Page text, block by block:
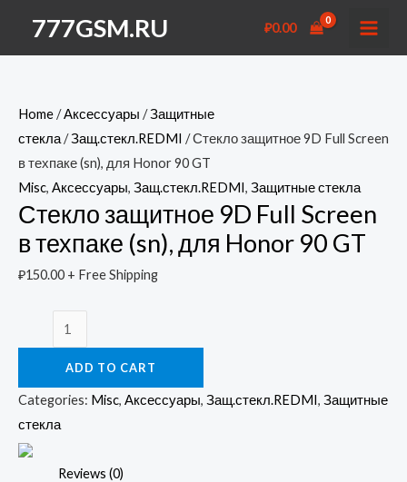
содержимому
777GSM.RU ₽0.00
Home/Аксессуары /Защитные
стекла/Защ.стекл.REDMI / Стекло защитное 9D Full Screen
в техпаке (sn), для Honor 90 GT
Misc, Аксессуары, Защ.стекл.REDMI, Защитные стекла
Стекло защитное 9D Full Screen
в техпаке (sn), для Honor 90 GT
₽150.00 + Free Shipping
защитное
Full
Screen
в
техпаке
ADD TO CART
Categories: Misc, Аксессуары, Защ.стекл.REDMI, Защитные
стекла
Reviews (0)